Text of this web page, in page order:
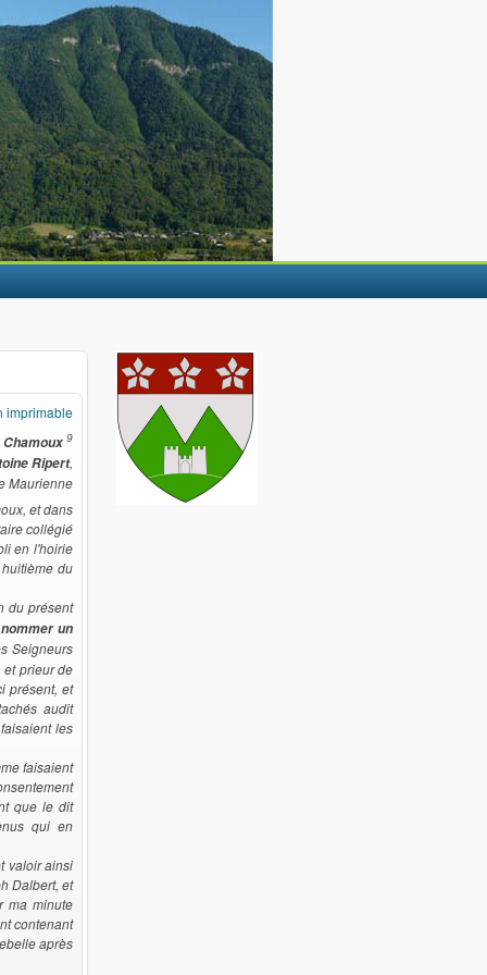
imprimable
9
Ripert,
Maurienne
et dans
collégié
en l'hoirie
du
du présent
nommer un
Seigneurs
et prieur de
présent, et
audit
les
faisaient
que le dit
qui en
valoir ainsi
Dalbert, et
ma minute
contenant
après